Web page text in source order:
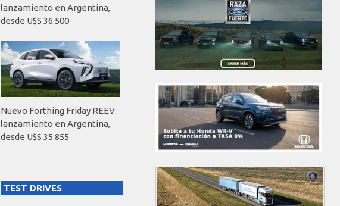
lanzamiento en Argentina,
desde U$S 36.500
Nuevo Forthing Friday REEV:
lanzamiento en Argentina,
desde U$S 35.855
TEST DRIVES